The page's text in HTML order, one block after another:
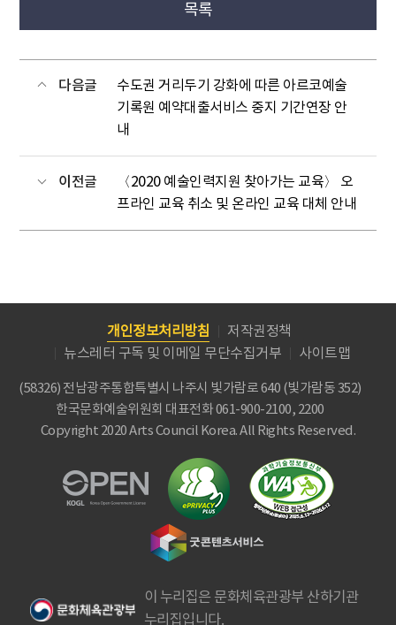
목록
다음글
수도권 거리두기 강화에 따른 아르코예술
기록원 예약대출서비스 중지 기간연장 안
내
이전글
〈2020 예술인력지원 찾아가는 교육〉 오
프라인 교육 취소 및 온라인 교육 대체 안내
개인정보처리방침
저작권정책
뉴스레터 구독 및 이메일 무단수집거부
사이트맵
(58326) 전남광주통합특별시 나주시 빛가람로 640 (빛가람동 352)
한국문화예술위원회 대표전화 061-900-2100, 2200
Copyright 2020 Arts Council Korea. All Rights Reserved.
이 누리집은 문화체육관광부 산하기관
누리집입니다.